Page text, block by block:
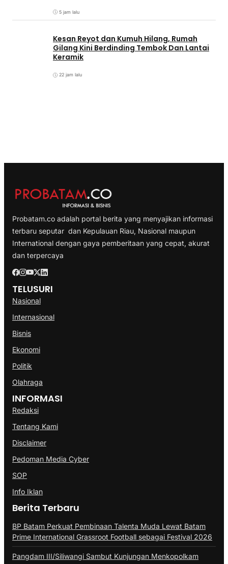
5 jam lalu
Kesan Reyot dan Kumuh Hilang, Rumah
Gilang Kini Berdinding Tembok Dan Lantai
Keramik
22 jam lalu
Probatam.co adalah portal berita yang menyajikan informasi
terbaru seputar dan Kepulauan Riau, Nasional maupun
International dengan gaya pemberitaan yang cepat, akurat
dan terpercaya
TELUSURI
Nasional
Internasional
Bisnis
Ekonomi
Politik
Olahraga
INFORMASI
Redaksi
Tentang Kami
Disclaimer
Pedoman Media Cyber
SOP
Info Iklan
Berita Terbaru
BP Batam Perkuat Pembinaan Talenta Muda Lewat Batam
Prime International Grassroot Football sebagai Festival 2026
Pangdam III/Siliwangi Sambut Kunjungan Menkopolkam